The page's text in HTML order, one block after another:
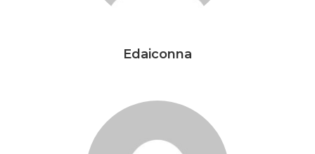
Edaiconna